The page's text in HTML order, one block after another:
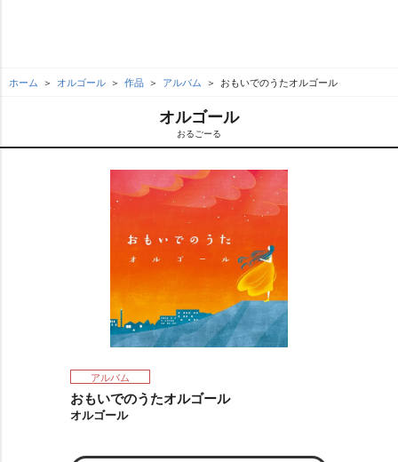
ホーム オルゴール 作品 アルバム おもいでのうたオルゴール
オルゴール
おるごーる
アルバム
おもいでのうたオルゴール
オルゴール